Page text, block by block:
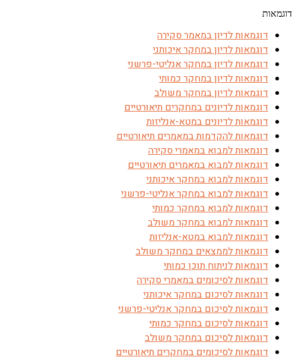
דוגמאות
דוגמאות לדיון במאמר סקירה
דוגמאות לדיון במחקר איכותני
דוגמאות לדיון במחקר אנליטי-פרשני
דוגמאות לדיון במחקר כמותי
דוגמאות לדיון במחקר משולב
דוגמאות לדיונים במחקרים תיאורטיים
דוגמאות לדיונים במטא-אנליזות
דוגמאות להקדמות במאמרים תיאורטיים
דוגמאות למבוא במאמרי סקירה
דוגמאות למבוא במאמרים תיאורטיים
דוגמאות למבוא במחקר איכותני
דוגמאות למבוא במחקר אנליטי-פרשני
דוגמאות למבוא במחקר כמותי
דוגמאות למבוא במחקר משולב
דוגמאות למבוא במטא-אנליזות
דוגמאות לממצאים במחקר משולב
דוגמאות לניתוח תוכן כמותי
דוגמאות לסיכומים במאמרי סקירה
דוגמאות לסיכום במחקר איכותני
דוגמאות לסיכום במחקר אנליטי-פרשני
דוגמאות לסיכום במחקר כמותי
דוגמאות לסיכום במחקר משולב
דוגמאות לסיכומים במחקרים תיאורטיים